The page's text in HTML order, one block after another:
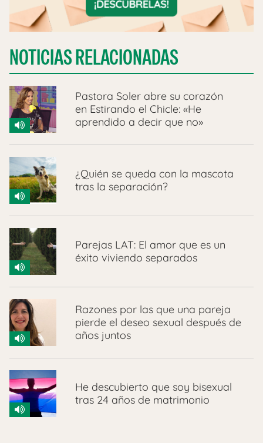
NOTICIAS RELACIONADAS
Pastora Soler abre su corazón
en Estirando el Chicle: «He
aprendido a decir que no»
¿Quién se queda con la mascota
tras la separación?
Parejas LAT: El amor que es un
éxito viviendo separados
Razones por las que una pareja
pierde el deseo sexual después de
años juntos
He descubierto que soy bisexual
tras 24 años de matrimonio